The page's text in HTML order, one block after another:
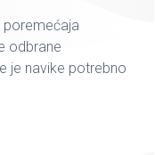
poremećaja
odbrane
je navike potrebno